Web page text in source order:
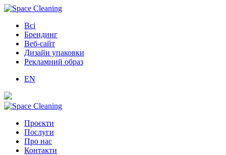
Всі
Брендинг
Веб-сайт
Дизайн упаковки
Рекламний образ
EN
Проєкти
Послуги
Про нас
Контакти